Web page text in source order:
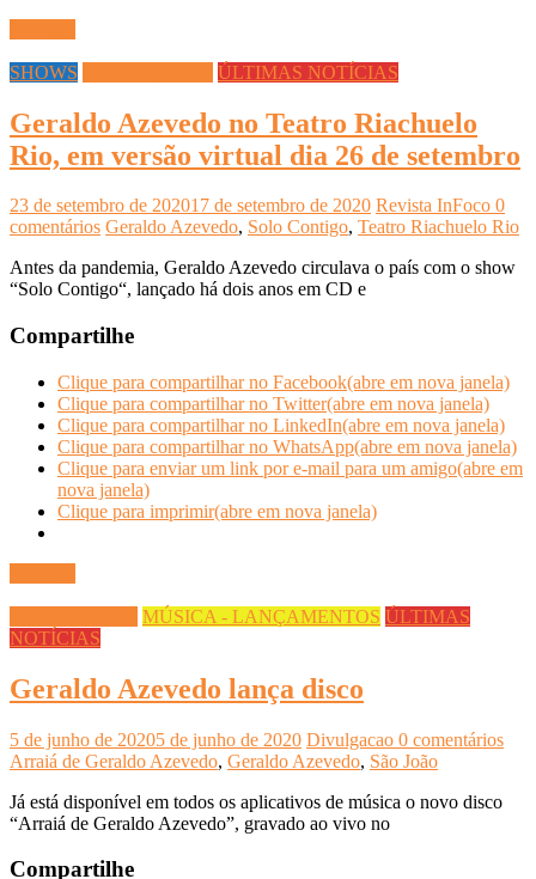
SHOWS ÚLTIMAS NOTÍCIAS
Geraldo Azevedo no Teatro Riachuelo
Rio, em versão virtual dia 26 de setembro
23 de setembro de 202017 de setembro de 2020 Revista InFoco 0
comentários Geraldo Azevedo, Solo Contigo, Teatro Riachuelo Rio
Antes da pandemia, Geraldo Azevedo circulava o país com o show
“Solo Contigo“, lançado há dois anos em CD e
Compartilhe
Clique para compartilhar no Facebook(abre em nova janela)
Clique para compartilhar no Twitter(abre em nova janela)
Clique para compartilhar no LinkedIn(abre em nova janela)
Clique para compartilhar no WhatsApp(abre em nova janela)
Clique para enviar um link por e-mail para um amigo(abre em
nova janela)
Clique para imprimir(abre em nova janela)
MÚSICA - LANÇAMENTOS ÚLTIMAS
NOTÍCIAS
Geraldo Azevedo lança disco
5 de junho de 20205 de junho de 2020 Divulgacao 0 comentários
Arraiá de Geraldo Azevedo, Geraldo Azevedo, São João
Já está disponível em todos os aplicativos de música o novo disco
“Arraiá de Geraldo Azevedo”, gravado ao vivo no
Compartilhe